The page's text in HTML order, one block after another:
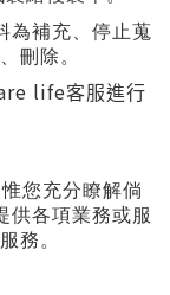
為補充、停止蒐
刪除。
life客服進行
您充分瞭解倘
供各項業務或服
務。